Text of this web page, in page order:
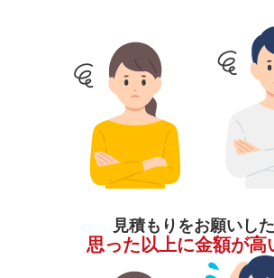
見積もりをお願いし
思った以上に金額が高